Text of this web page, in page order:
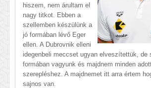
hiszem, nem árultam el
nagy titkot. Ebben a
szellemben készülünk a
jó formában lévő Eger
ellen. A Dubrovnik elleni
idegenbeli meccset ugyan elveszítettük, de
formában vagyunk és majdnem minden
szerepléshez. A majdnemet itt arra értem
sajnos van.